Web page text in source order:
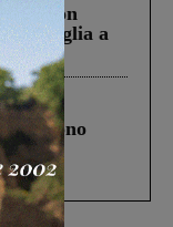
la figlia a
morirono
il